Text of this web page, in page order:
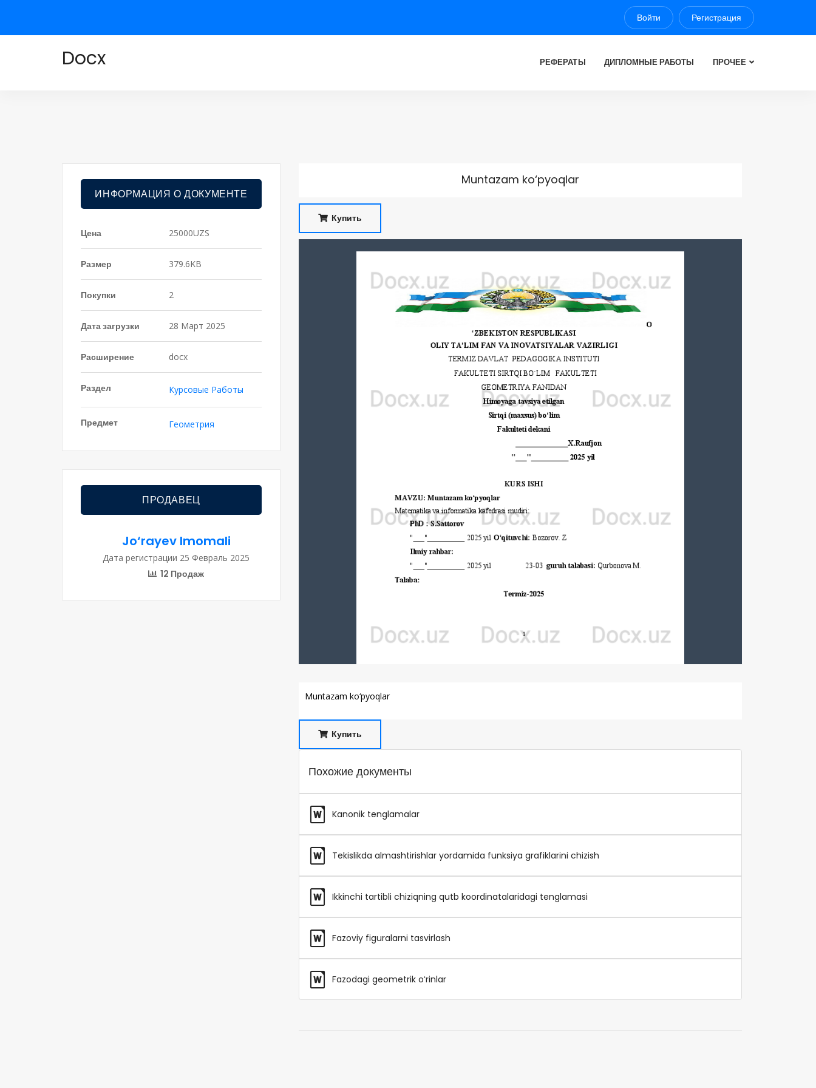
Войти Регистрация
Docx РЕФЕРАТЫ ДИПЛОМНЫЕ РАБОТЫ ПРОЧЕЕ
ИНФОРМАЦИЯ О ДОКУМЕНТЕ
Цена 25000UZS
Размер 379.6KB
Покупки 2
Дата загрузки 28 Март 2025
Расширение docx
Раздел Курсовые Работы
Предмет Геометрия
ПРОДАВЕЦ
Jo‘rayev Imomali
Дата регистрации 25 Февраль 2025
12 Продаж
Muntazam ko‘pyoqlar
Купить
Muntazam ko‘pyoqlar
Купить
Похожие документы
Kanonik tenglamalar
Tekislikda almashtirishlar yordamida funksiya grafiklarini chizish
Ikkinchi tartibli chiziqning qutb koordinatalaridagi tenglamasi
Fazoviy figuralarni tasvirlash
Fazodagi geometrik oʻrinlar